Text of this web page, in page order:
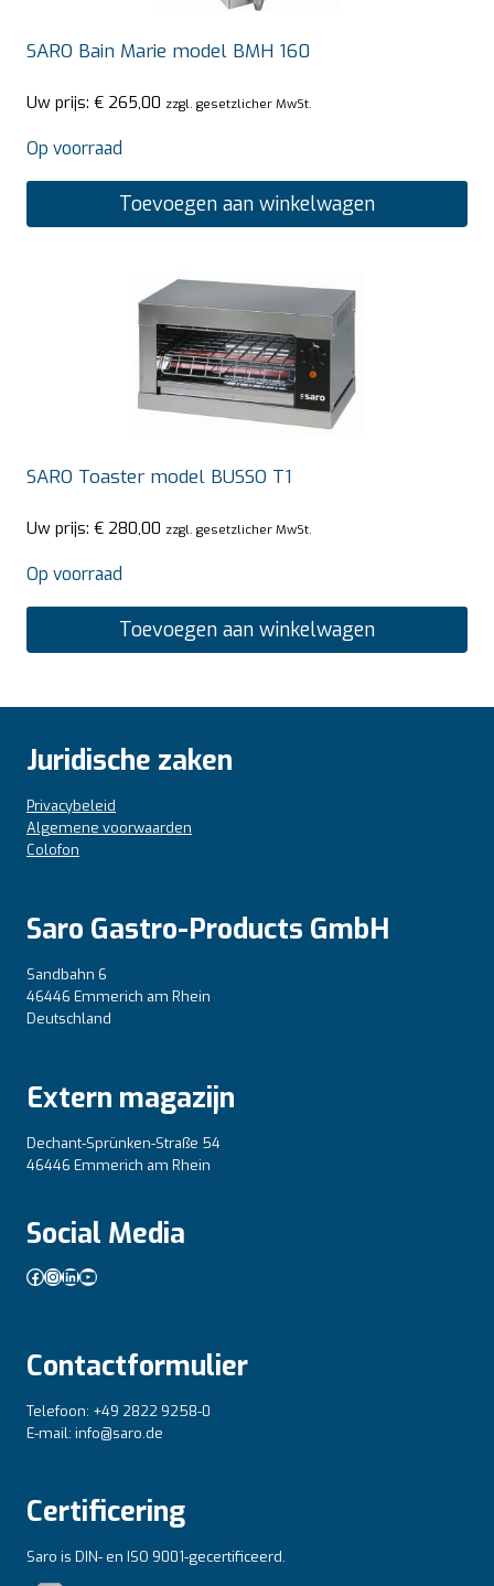
SARO Bain Marie model BMH 160
Uw prijs: € 265,00 zzgl. gesetzlicher MwSt.
Op voorraad
Toevoegen aan winkelwagen
SARO Toaster model BUSSO T1
Uw prijs: € 280,00 zzgl. gesetzlicher MwSt.
Op voorraad
Toevoegen aan winkelwagen
Juridische zaken
Privacybeleid
Algemene voorwaarden
Colofon
Saro Gastro-Products GmbH
Sandbahn 6
46446 Emmerich am Rhein
Deutschland
Extern magazijn
Dechant-Sprünken-Straße 54
46446 Emmerich am Rhein
Social Media
Facebook
Instagram
LinkedIn
YouTube
Contactformulier
Telefoon: +49 2822 9258-0
E-mail: info@saro.de
Certificering
Saro is DIN- en ISO 9001-gecertificeerd.